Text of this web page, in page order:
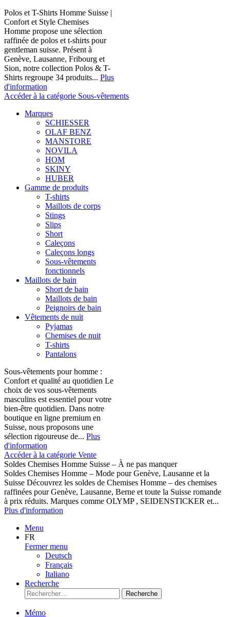
Polos et T-Shirts Homme Suisse |
Confort et Style Chemises
Homme propose une sélection
raffinée de polos et t-shirts pour
gentleman suisse. Présent à
Genève, Lausanne, Fribourg et
Sion, notre collection Polos & T-
Shirts regroupe 34 produits... Plus
d'information
Accéder à la catégorie Sous-vêtements
Marques
SCHIESSER
OLAF BENZ
MANSTORE
NOVILA
HOM
SKINY
HUBER
Gamme de produits
T-shirts
Maillots de corps
Stings
Slips
Short
Caleçons
Caleçons longs
Sous-vêtements
fonctionnels
Maillots de bain
Short de bain
Maillots de bain
Peignoirs de bain
Vêtements de nuit
Pyjamas
Chemises de nuit
T-shirts
Pantalons
Sous-vêtements pour homme :
Confort et qualité au quotidien Le
choix de vos sous-vêtements
masculins est essentiel pour votre
bien-être quotidien. Dans notre
boutique en ligne premium en
Suisse, nous proposons une
sélection rigoureuse de... Plus
d'information
Accéder à la catégorie Vente
Soldes Chemises Homme Suisse – À ne pas manquer
Soldes Chemises Homme – Mode pour Genève, Lausanne et la
Suisse Découvrez les soldes de Chemises Homme – des chemises
raffinées pour Genève, Lausanne, Berne et toute la Suisse romande
à prix réduits. Marques comme OLYMP , SEIDENSTICKER et...
Plus d'information
Menu
FR
Fermer menu
Deutsch
Français
Italiano
Recherche
Recherche
Mémo